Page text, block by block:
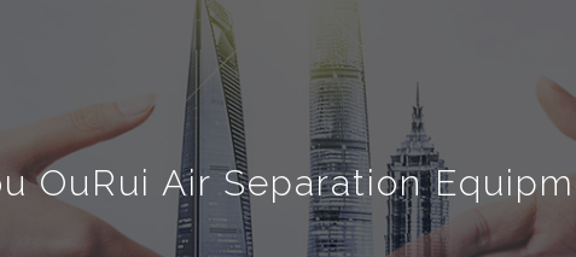
OuRui Air Separation